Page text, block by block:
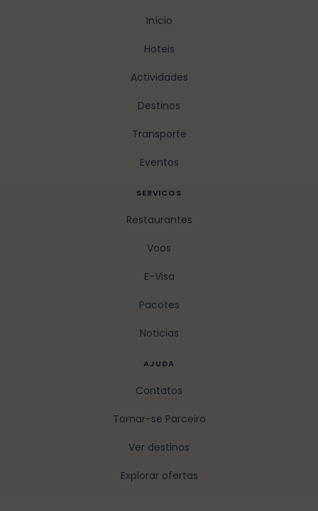
Início
Hoteis
Actividades
Destinos
Transporte
Eventos
SERVICOS
Restaurantes
Voos
E-Visa
Pacotes
Noticias
AJUDA
Contatos
Tornar-se Parceiro
Ver destinos
Explorar ofertas